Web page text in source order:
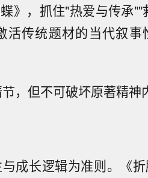
》，抓住"热爱与传承
活传统题材的当代叙事
，但不可破坏原著精神
成长逻辑为准则。《